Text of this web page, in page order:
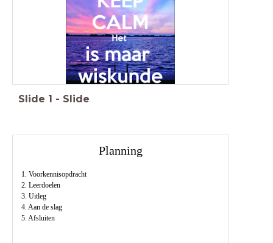
Slide 1 - Slide
Planning
1. Voorkennisopdracht
2. Leerdoelen
3. Uitleg
4. Aan de slag
5. Afsluiten